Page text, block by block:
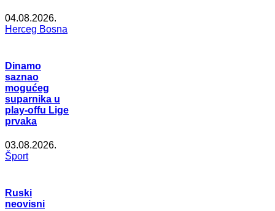
04.08.2026.
Herceg Bosna
Dinamo
saznao
mogućeg
suparnika u
play-offu Lige
prvaka
03.08.2026.
Šport
Ruski
neovisni